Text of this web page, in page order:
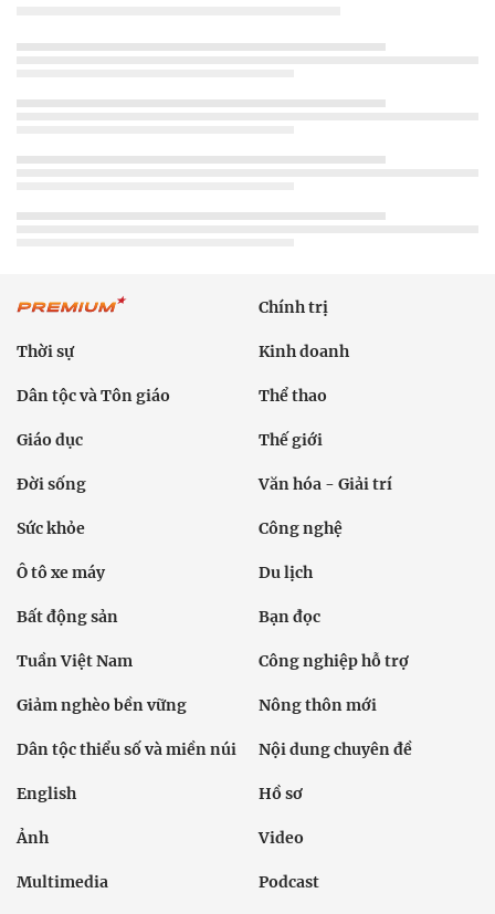
Chính trị
Thời sự Kinh doanh
Dân tộc và Tôn giáo Thể thao
Giáo dục Thế giới
Đời sống Văn hóa - Giải trí
Sức khỏe Công nghệ
Ô tô xe máy Du lịch
Bất động sản Bạn đọc
Tuần Việt Nam Công nghiệp hỗ trợ
Giảm nghèo bền vững Nông thôn mới
Dân tộc thiểu số và miền núi Nội dung chuyên đề
English Hồ sơ
Ảnh Video
Multimedia Podcast